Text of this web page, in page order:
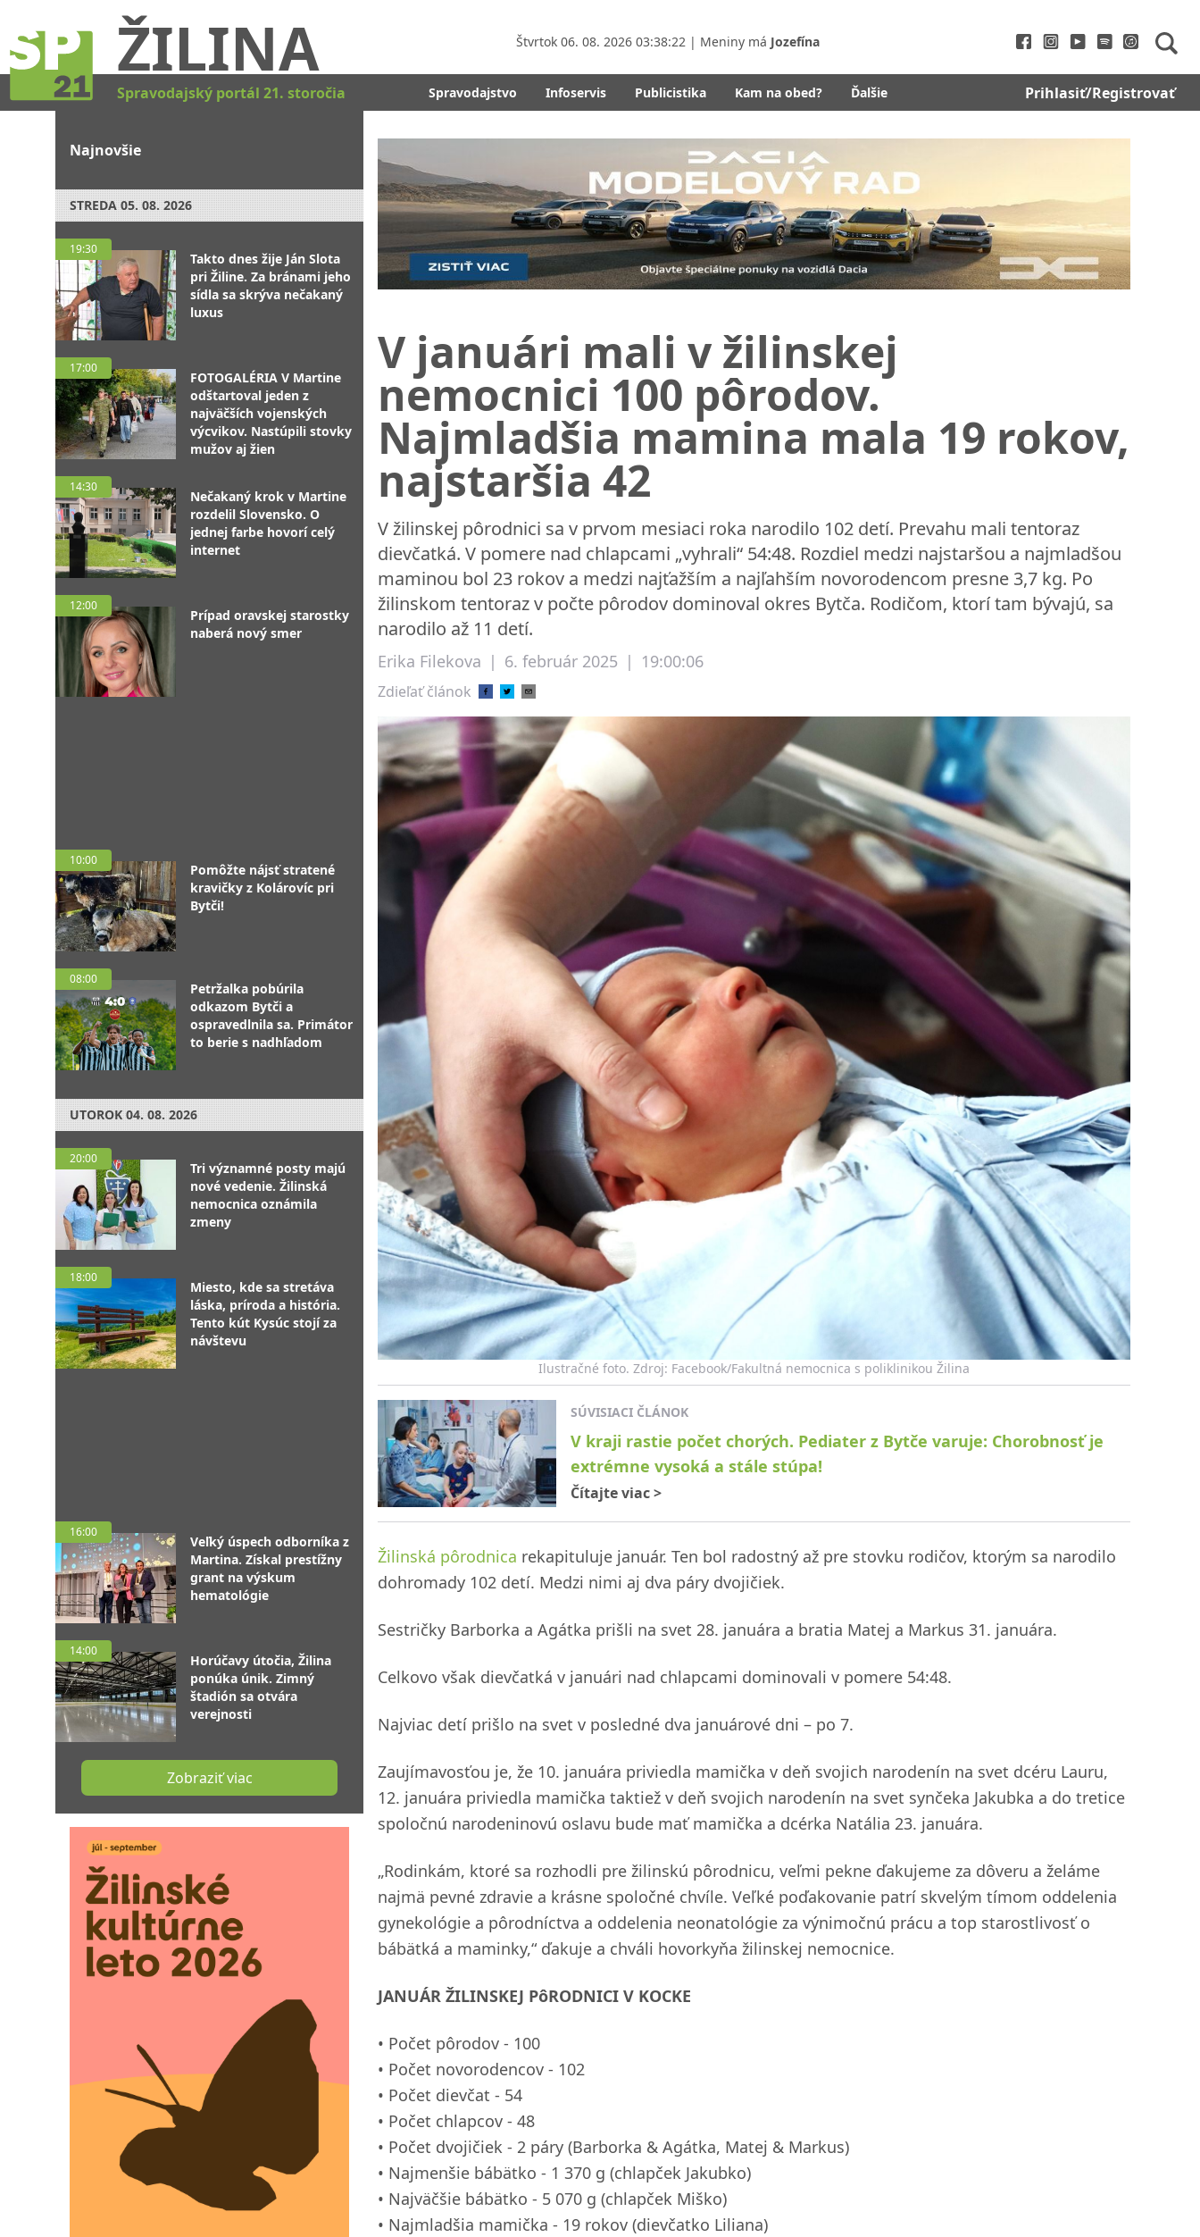
ŽILINA Štvrtok 06. 08. 2026 03:38:23 | Meniny má Jozefína
Spravodajský portál 21. storočia Spravodajstvo Infoservis Publicistika Kam na obed? Ďalšie Prihlasiť/Registrovať
Najnovšie
STREDA 05. 08. 2026
19:30
Takto dnes žije Ján Slota
pri Žiline. Za bránami jeho
sídla sa skrýva nečakaný
luxus
17:00
FOTOGALÉRIA V Martine
odštartoval jeden z
najväčších vojenských
výcvikov. Nastúpili stovky
mužov aj žien
14:30
Nečakaný krok v Martine
rozdelil Slovensko. O
jednej farbe hovorí celý
internet
12:00
Prípad oravskej starostky
naberá nový smer
10:00
Pomôžte nájsť stratené
kravičky z Kolárovíc pri
Bytči!
08:00
Petržalka pobúrila
odkazom Bytči a
ospravedlnila sa. Primátor
to berie s nadhľadom
UTOROK 04. 08. 2026
20:00
Tri významné posty majú
nové vedenie. Žilinská
nemocnica oznámila
zmeny
18:00
Miesto, kde sa stretáva
láska, príroda a história.
Tento kút Kysúc stojí za
návštevu
16:00
Veľký úspech odborníka z
Martina. Získal prestížny
grant na výskum
hematológie
14:00
Horúčavy útočia, Žilina
ponúka únik. Zimný
štadión sa otvára
verejnosti
Zobraziť viac
V januári mali v žilinskej
nemocnici 100 pôrodov.
Najmladšia mamina mala 19 rokov,
najstaršia 42
V žilinskej pôrodnici sa v prvom mesiaci roka narodilo 102 detí. Prevahu mali tentoraz
dievčatká. V pomere nad chlapcami „vyhrali“ 54:48. Rozdiel medzi najstaršou a najmladšou
maminou bol 23 rokov a medzi najťažším a najľahším novorodencom presne 3,7 kg. Po
žilinskom tentoraz v počte pôrodov dominoval okres Bytča. Rodičom, ktorí tam bývajú, sa
narodilo až 11 detí.
Erika Filekova | 6. február 2025 | 19:00:06
Zdieľať článok
Ilustračné foto. Zdroj: Facebook/Fakultná nemocnica s poliklinikou Žilina
SÚVISIACI ČLÁNOK
V kraji rastie počet chorých. Pediater z Bytče varuje: Chorobnosť je
extrémne vysoká a stále stúpa!
Čítajte viac>
Žilinská pôrodnica rekapituluje január. Ten bol radostný až pre stovku rodičov, ktorým sa narodilo
dohromady 102 detí. Medzi nimi aj dva páry dvojičiek.
Sestričky Barborka a Agátka prišli na svet 28. januára a bratia Matej a Markus 31. januára.
Celkovo však dievčatká v januári nad chlapcami dominovali v pomere 54:48.
Najviac detí prišlo na svet v posledné dva januárové dni – po 7.
Zaujímavosťou je, že 10. januára priviedla mamička v deň svojich narodenín na svet dcéru Lauru,
12. januára priviedla mamička taktiež v deň svojich narodenín na svet synčeka Jakubka a do tretice
spoločnú narodeninovú oslavu bude mať mamička a dcérka Natália 23. januára.
„Rodinkám, ktoré sa rozhodli pre žilinskú pôrodnicu, veľmi pekne ďakujeme za dôveru a želáme
najmä pevné zdravie a krásne spoločné chvíle. Veľké poďakovanie patrí skvelým tímom oddelenia
gynekológie a pôrodníctva a oddelenia neonatológie za výnimočnú prácu a top starostlivosť o
bábätká a maminky,“ ďakuje a chváli hovorkyňa žilinskej nemocnice.
JANUÁR ŽILINSKEJ PôRODNICI V KOCKE
Počet pôrodov - 100
Počet novorodencov - 102
Počet dievčat - 54
Počet chlapcov - 48
Počet dvojičiek - 2 páry (Barborka & Agátka, Matej & Markus)
Najmenšie bábätko - 1 370 g (chlapček Jakubko)
Najväčšie bábätko - 5 070 g (chlapček Miško)
Najmladšia mamička - 19 rokov (dievčatko Liliana)